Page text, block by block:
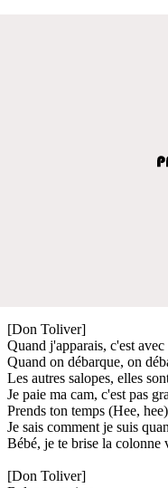
[Don Toliver]
Quand j'apparais, c'est
Quand on débarque, on
Les autres salopes, elles
Je paie ma cam, c'est pas
Prends ton temps (Hee, hee)
Je sais comment je suis
Bébé, je te brise la colonne
[Don Toliver]